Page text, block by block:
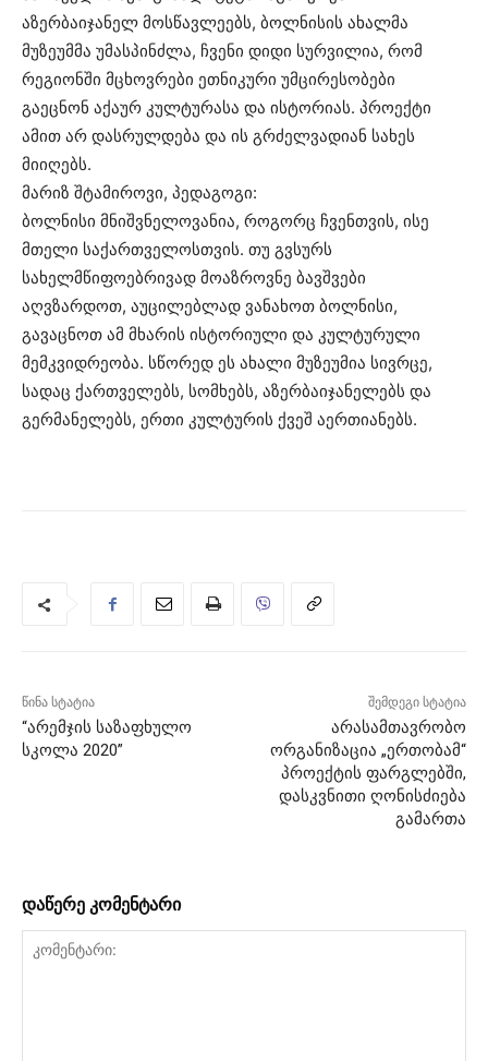
აზერბაიჯანელ მოსწავლეებს, ბოლნისის ახალმა
მუზეუმმა უმასპინძლა, ჩვენი დიდი სურვილია, რომ
რეგიონში მცხოვრები ეთნიკური უმცირესობები
გაეცნონ აქაურ კულტურასა და ისტორიას. პროექტი
ამით არ დასრულდება და ის გრძელვადიან სახეს
მიიღებს.
მარიზ შტამიროვი, პედაგოგი:
ბოლნისი მნიშვნელოვანია, როგორც ჩვენთვის, ისე
მთელი საქართველოსთვის. თუ გვსურს
სახელმწიფოებრივად მოაზროვნე ბავშვები
აღვზარდოთ, აუცილებლად ვანახოთ ბოლნისი,
გავაცნოთ ამ მხარის ისტორიული და კულტურული
მემკვიდრეობა. სწორედ ეს ახალი მუზეუმია სივრცე,
სადაც ქართველებს, სომხებს, აზერბაიჯანელებს და
გერმანელებს, ერთი კულტურის ქვეშ აერთიანებს.
წინა სტატია
“არემჯის საზაფხულო
სკოლა 2020”
შემდეგი სტატია
არასამთავრობო
ორგანიზაცია „ერთობამ“
პროექტის ფარგლებში,
დასკვნითი ღონისძიება
გამართა
დაწერე კომენტარი